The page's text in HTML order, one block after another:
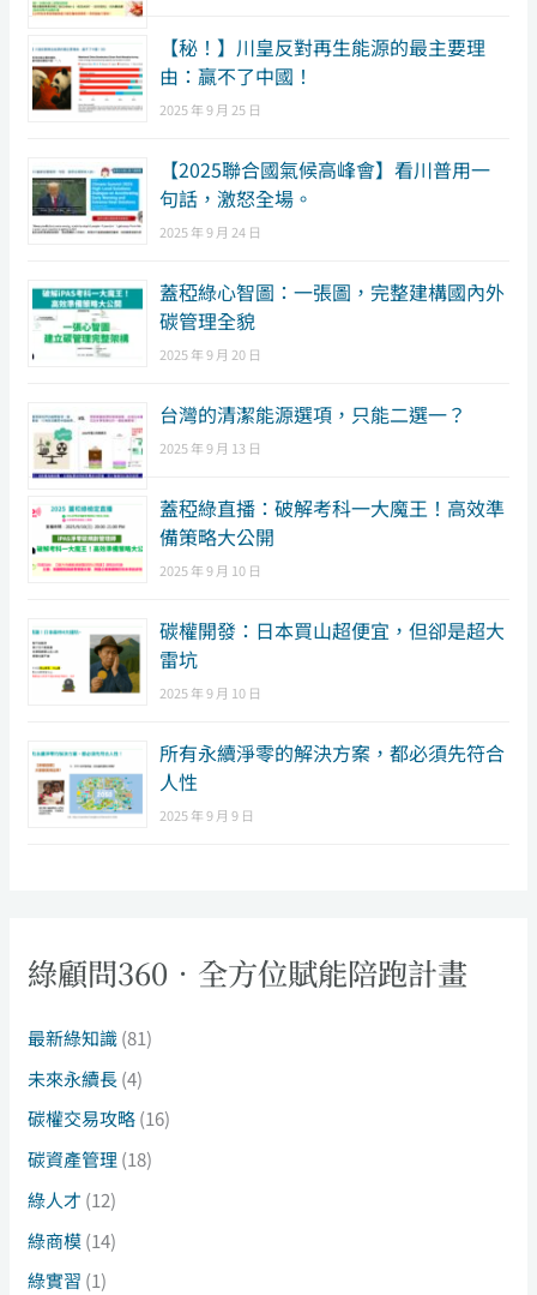
【秘！】川皇反對再生能源的最主要理
由：贏不了中國！
2025 年 9 月 25 日
【2025聯合國氣候高峰會】看川普用一
句話，激怒全場。
2025 年 9 月 24 日
蓋稏綠心智圖：一張圖，完整建構國內外
碳管理全貌
2025 年 9 月 20 日
台灣的清潔能源選項，只能二選一？
2025 年 9 月 13 日
蓋稏綠直播：破解考科一大魔王！高效準
備策略大公開
2025 年 9 月 10 日
碳權開發：日本買山超便宜，但卻是超大
雷坑
2025 年 9 月 10 日
所有永續淨零的解決方案，都必須先符合
人性
2025 年 9 月 9 日
綠顧問360．全方位賦能陪跑計畫
最新綠知識(81)
未來永續長(4)
碳權交易攻略(16)
碳資產管理 (18)
綠人才 (12)
綠商模(14)
綠實習 (1)